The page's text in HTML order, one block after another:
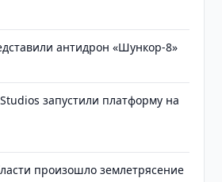
антидрон «Шункор-8»
запустили платформу на
произошло землетрясение